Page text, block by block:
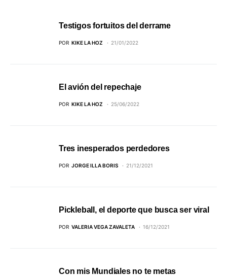
Testigos fortuitos del derrame
POR KIKE LA HOZ 21/01/2022
El avión del repechaje
POR KIKE LA HOZ 25/06/2022
Tres inesperados perdedores
POR JORGE ILLA BORIS 21/12/2021
Pickleball, el deporte que busca ser viral
POR VALERIA VEGA ZAVALETA 16/12/2021
Con mis Mundiales no te metas